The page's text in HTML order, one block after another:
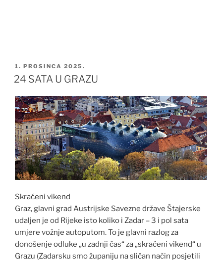
OBJAVLJENO
1. PROSINCA 2025.
24 SATA U GRAZU
Skraćeni vikend
Graz, glavni grad Austrijske Savezne države Štajerske
udaljen je od Rijeke isto koliko i Zadar – 3 i pol sata
umjere vožnje autoputom. To je glavni razlog za
donošenje odluke „u zadnji čas“ za „skraćeni vikend“ u
Grazu (Zadarsku smo županiju na sličan način posjetili